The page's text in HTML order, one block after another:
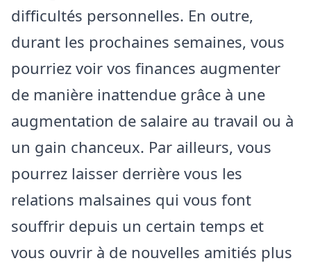
difficultés personnelles. En outre,
durant les prochaines semaines, vous
pourriez voir vos finances augmenter
de manière inattendue grâce à une
augmentation de salaire au travail ou à
un gain chanceux. Par ailleurs, vous
pourrez laisser derrière vous les
relations malsaines qui vous font
souffrir depuis un certain temps et
vous ouvrir à de nouvelles amitiés plus